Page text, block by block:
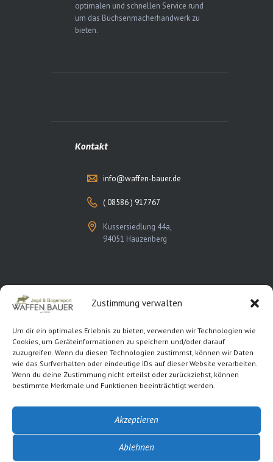
Zustimmung verwalten
Um dir ein optimales Erlebnis zu bieten, verwenden wir Technologien wie
Cookies, um Geräteinformationen zu speichern und/oder darauf
zuzugreifen. Wenn du diesen Technologien zustimmst, können wir Daten
wie das Surfverhalten oder eindeutige IDs auf dieser Website verarbeiten.
Wenn du deine Zustimmung nicht erteilst oder zurückziehst, können
bestimmte Merkmale und Funktionen beeinträchtigt werden.
Akzeptieren
Ablehnen
optimalen und schnellen Service rund
um das Büchsenmacherhandwerk zu
bieten.
Kontakt
info@waffen-bauer.de
( 08586 ) 917767
Kussersiedlung 44a,
94051 Hauzenberg
Kontakt
Impressum
Datenschutzerklärung